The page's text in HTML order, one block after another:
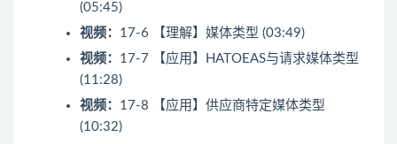
(05:45)
视频： 17-6 【理解】媒体类型 (03:49)
视频： 17-7 【应用】HATOEAS与请求媒体类型
(11:28)
视频： 17-8 【应用】供应商特定媒体类型
(10:32)